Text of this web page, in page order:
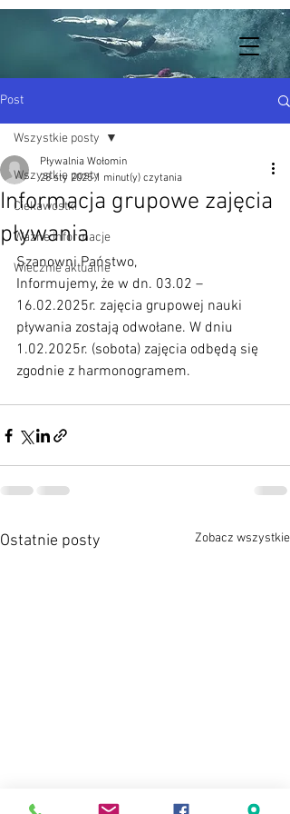
Post
Wszystkie posty
Ciekawostki
Ważne informacje
Wiecznie aktualne
Wszystkie posty
Informacja grupowe zajęcia
pływania
Pływalnia Wołomin
28 sty 2025 1 minut(y) czytania
Szanowni Państwo,
Informujemy, że w dn. 03.02 –
16.02.2025r. zajęcia grupowej nauki
pływania zostają odwołane. W dniu
1.02.2025r. (sobota) zajęcia odbędą się
zgodnie z harmonogramem.
Ostatnie posty Zobacz wszystkie